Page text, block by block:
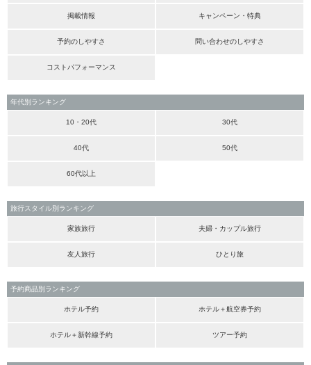
掲載情報 キャンペーン・特典
予約のしやすさ 問い合わせのしやすさ
コストパフォーマンス
年代別ランキング
10・20代 30代
40代 50代
60代以上
旅行スタイル別ランキング
家族旅行 夫婦・カップル旅行
友人旅行 ひとり旅
予約商品別ランキング
ホテル予約 ホテル＋航空券予約
ホテル＋新幹線予約 ツアー予約